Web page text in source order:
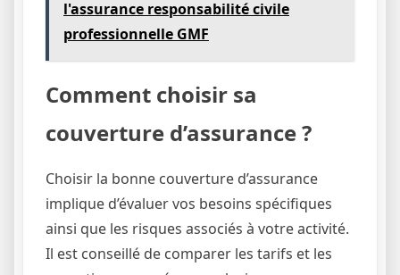
l'assurance responsabilité civile
professionnelle GMF
Comment choisir sa
couverture d’assurance ?
Choisir la bonne couverture d’assurance
implique d’évaluer vos besoins spécifiques
ainsi que les risques associés à votre activité.
Il est conseillé de comparer les tarifs et les